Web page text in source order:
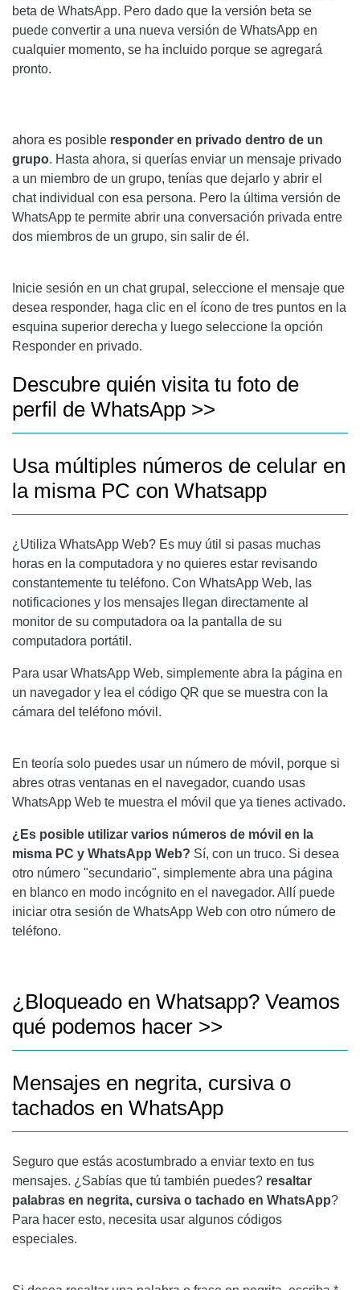
beta de WhatsApp. Pero dado que la versión beta se
puede convertir a una nueva versión de WhatsApp en
cualquier momento, se ha incluido porque se agregará
pronto.
ahora es posible responder en privado dentro de un
grupo. Hasta ahora, si querías enviar un mensaje privado
a un miembro de un grupo, tenías que dejarlo y abrir el
chat individual con esa persona. Pero la última versión de
WhatsApp te permite abrir una conversación privada entre
dos miembros de un grupo, sin salir de él.
Inicie sesión en un chat grupal, seleccione el mensaje que
desea responder, haga clic en el ícono de tres puntos en la
esquina superior derecha y luego seleccione la opción
Responder en privado.
Descubre quién visita tu foto de
perfil de WhatsApp >>
Usa múltiples números de celular en
la misma PC con Whatsapp
¿Utiliza WhatsApp Web? Es muy útil si pasas muchas
horas en la computadora y no quieres estar revisando
constantemente tu teléfono. Con WhatsApp Web, las
notificaciones y los mensajes llegan directamente al
monitor de su computadora oa la pantalla de su
computadora portátil.
Para usar WhatsApp Web, simplemente abra la página en
un navegador y lea el código QR que se muestra con la
cámara del teléfono móvil.
En teoría solo puedes usar un número de móvil, porque si
abres otras ventanas en el navegador, cuando usas
WhatsApp Web te muestra el móvil que ya tienes activado.
¿Es posible utilizar varios números de móvil en la
misma PC y WhatsApp Web? Sí, con un truco. Si desea
otro número "secundario", simplemente abra una página
en blanco en modo incógnito en el navegador. Allí puede
iniciar otra sesión de WhatsApp Web con otro número de
teléfono.
¿Bloqueado en Whatsapp? Veamos
qué podemos hacer >>
Mensajes en negrita, cursiva o
tachados en WhatsApp
Seguro que estás acostumbrado a enviar texto en tus
mensajes. ¿Sabías que tú también puedes? resaltar
palabras en negrita, cursiva o tachado en WhatsApp?
Para hacer esto, necesita usar algunos códigos
especiales.